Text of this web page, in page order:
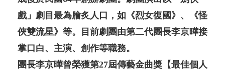
戲」劇目最為膾炙人口，如《烈女復國》、《怪
俠雙流星》等。目前劇團由第二代團長李京曄接
掌口白、主演、創作等職務。
團長李京曄曾榮獲第27屆傳藝金曲獎【最佳個人